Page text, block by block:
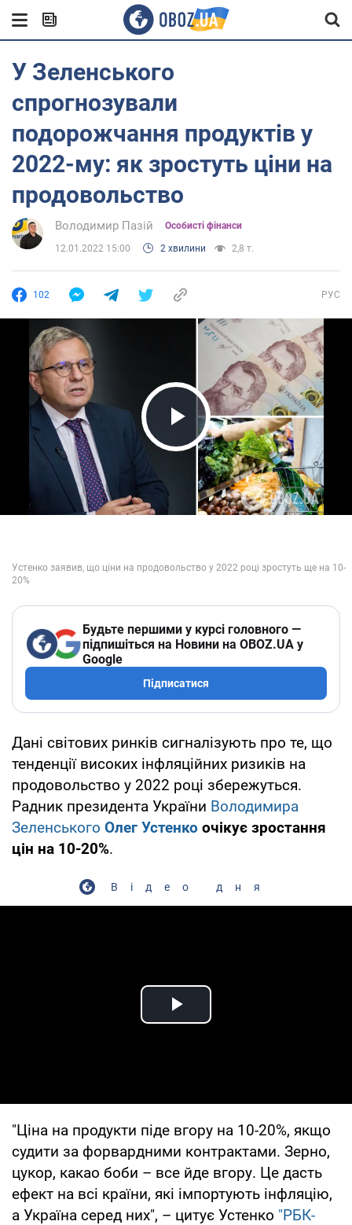
У Зеленського
спрогнозували
подорожчання продуктів у
2022-му: як зростуть ціни на
продовольство
Володимир Пазій Особисті фінанси
12.01.2022 15:00 2 хвилини 2,8 т.
102 РУС
Play Video
Будьте першими у курсі головного —
підпишіться на Новини на OBOZ.UA у
Google
Підписатися
Дані світових ринків сигналізують про те, що
тенденції високих інфляційних ризиків на
продовольство у 2022 році збережуться.
Радник президента України Володимира
Зеленського Олег Устенко очікує зростання
цін на 10-20%.
Відео дня
Play Video
"Ціна на продукти піде вгору на 10-20%, якщо
судити за форвардними контрактами. Зерно,
цукор, какао боби – все йде вгору. Це дасть
ефект на всі країни, які імпортують інфляцію,
а Україна серед них", – цитує Устенко "РБК-